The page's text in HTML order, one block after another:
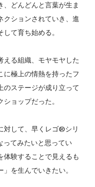
、どんどんと言葉が生ま
クションされていき、進
て育ち始める。
える組織、モヤモヤした
に極上の情熱を持ったフ
のステージが成り立って
ョップだった。
対して、早くレゴ®シリ
てみたいと思ってい
体験することで見えるも
を生んでいきたい。